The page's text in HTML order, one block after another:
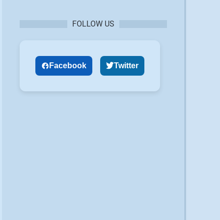
FOLLOW US
Facebook Twitter